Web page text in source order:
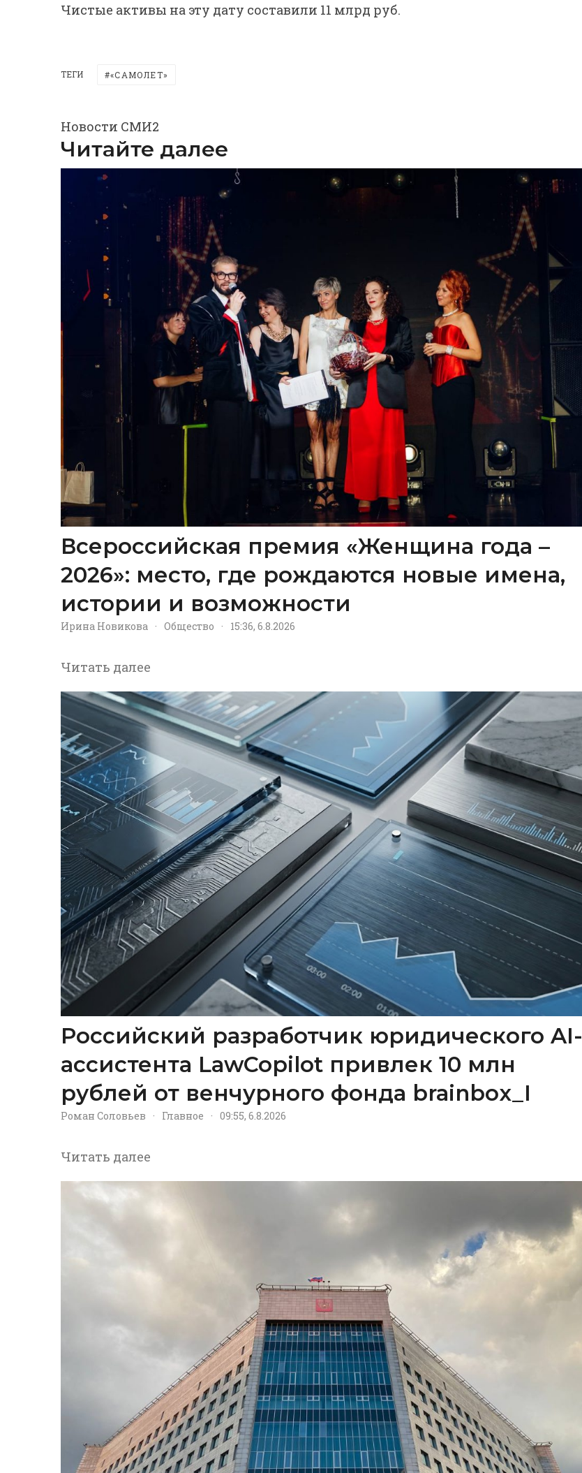
Чистые активы на эту дату составили 11 млрд руб.
ТЕГИ «САМОЛЕТ»
Новости СМИ2
Читайте далее
Всероссийская премия «Женщина года –
2026»: место, где рождаются новые имена,
истории и возможности
Ирина Новикова · Общество · 15:36, 6.8.2026
Читать далее
Российский разработчик юридического AI-
ассистента LawCopilot привлек 10 млн
рублей от венчурного фонда brainbox_I
Роман Соловьев · Главное · 09:55, 6.8.2026
Читать далее